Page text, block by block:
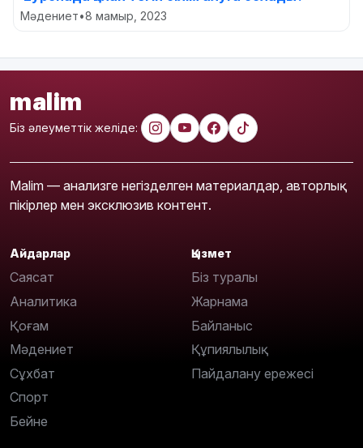
Мәдениет•8 мамыр, 2023
malim
Біз әлеуметтік желіде:
Malim — анализге негізделген материалдар, авторлық
пікірлер мен эксклюзив контент.
Айдарлар
Саясат
Аналитика
Қоғам
Мәдениет
Сұхбат
Спорт
Бейне
Қызмет
Біз туралы
Жарнама
Байланыс
Құпиялылық
Пайдалану ережесі